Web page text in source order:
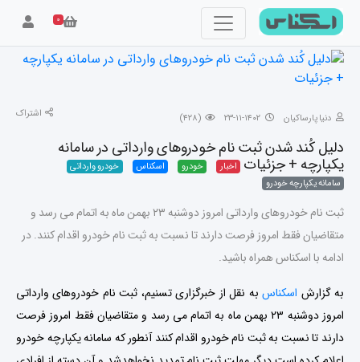
۰
دنیا پارساکیان (۴۲۸) اشتراک
دلیل کُند شدن ثبت نام خودروهای وارداتی در سامانه
یکپارچه + جزئیات اخبار خودرو اسکناس
خودرو وارداتی
سامانه یکپارچه خودرو
ثبت نام خودروهای وارداتی امروز دوشنبه ۲۳ بهمن ماه به اتمام می رسد و
متقاضیان فقط امروز فرصت دارند تا نسبت به ثبت نام خودرو اقدام کنند. در
ادامه با اسکناس همراه باشید.
به گزارش اسکناسبه نقل از خبرگزاری تسنیم، ثبت نام خودروهای وارداتی
امروز دوشنبه ۲۳ بهمن ماه به اتمام می رسد و متقاضیان فقط امروز فرصت
دارند تا نسبت به ثبت نام خودرو اقدام کنند آنطور که سامانه یکپارچه خودرو